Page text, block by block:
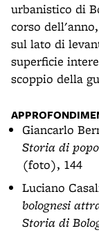
urbanistico di
corso
sul lato di
superficie
scoppio della
Giancarlo
Storia di
(foto), 144
Luciano
bolognesi
Storia di